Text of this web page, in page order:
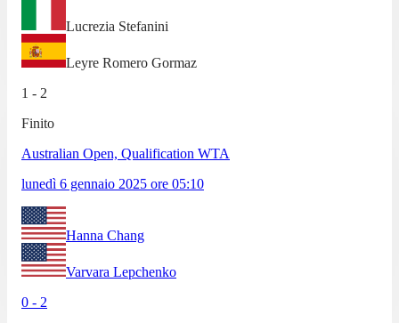
Lucrezia Stefanini
Leyre Romero Gormaz
1 - 2
Finito
Australian Open, Qualification WTA
lunedì 6 gennaio 2025 ore 05:10
Hanna Chang
Varvara Lepchenko
0 - 2